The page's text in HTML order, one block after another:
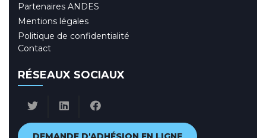
Partenaires ANDES
Mentions légales
Politique de confidentialité
Contact
RÉSEAUX SOCIAUX